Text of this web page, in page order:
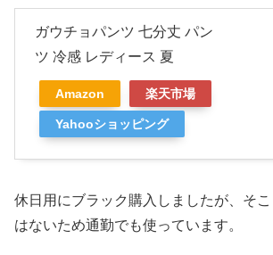
ガウチョパンツ 七分丈 パン
ツ 冷感 レディース 夏
Amazon 楽天市場
Yahooショッピング
休日用にブラック購入しましたが、そ
はないため通勤でも使っています。